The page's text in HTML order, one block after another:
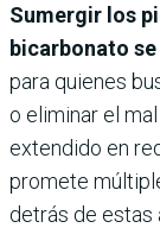
Sumergir los
bicarbonato
para quienes
o eliminar el
extendido en
promete
detrás de estas